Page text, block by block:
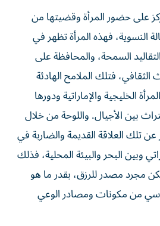
على حضور المرأة وقضيتها من
النسوية، فهذه المرأة تظهر في
السمحة، والمحافظة على
الثقافي، فتلك الملامح الهادئة
الخليجية والإماراتية ودورها
بين الأجيال. واللوحة من خلال
تلك العلاقة القديمة والضاربة في
وبين البحر والبيئة المحلية، فذلك
مجرد مصدر للرزق، بقدر ما هو
من مكونات ومصادر الوعي